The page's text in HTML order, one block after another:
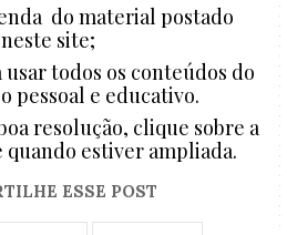
do material postado
neste site;
usar todos os conteúdos do
pessoal e educativo.
resolução, clique sobre a
quando estiver ampliada.
ESSE POST